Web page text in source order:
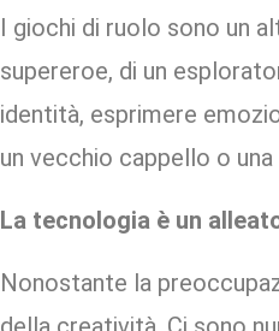
I giochi di ruolo sono un
supereroe, di un
identità, esprimere
un vecchio cappello o
La tecnologia è un
Nonostante la